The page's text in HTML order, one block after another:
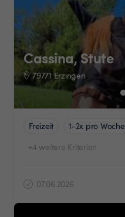
Cassina, Stute
79771 Erzingen
Freizeit 1-2x pro Woche
+4 weitere Kriterien
07.06.2026